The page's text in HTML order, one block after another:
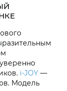
i‑JOY —
Модель